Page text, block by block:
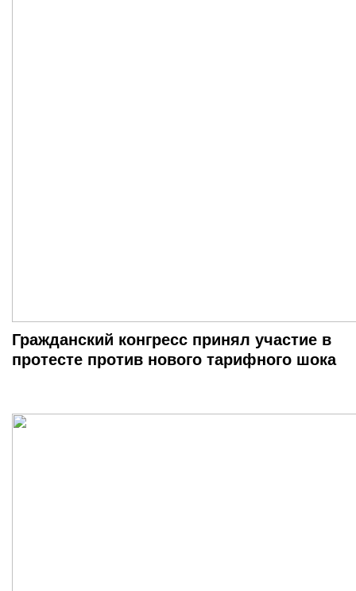
Гражданский конгресс принял участие в
протесте против нового тарифного шока